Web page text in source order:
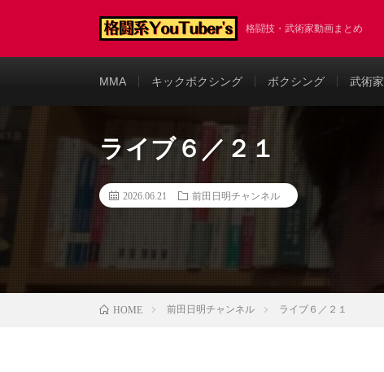
格闘技・武術家動画まとめ
MMA キックボクシング ボクシング 武術家
ライブ６／２１
2026.06.21 前田日明チャンネル
HOME 前田日明チャンネル ライブ６／２１